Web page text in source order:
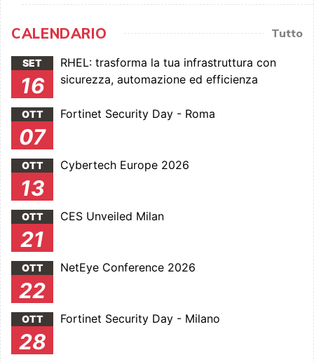
CALENDARIO Tutto
SET
16
RHEL: trasforma la tua infrastruttura con
sicurezza, automazione ed efficienza
OTT
07
Fortinet Security Day - Roma
OTT
13
Cybertech Europe 2026
OTT
21
CES Unveiled Milan
OTT
22
NetEye Conference 2026
OTT
28
Fortinet Security Day - Milano